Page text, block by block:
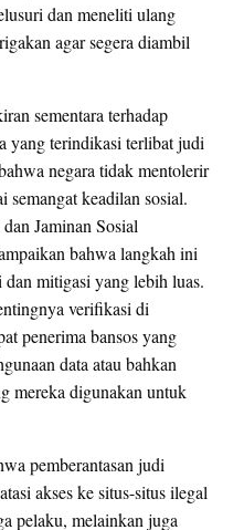
dan meneliti ulang
agar segera diambil
sementara terhadap
yang terindikasi terlibat judi
negara tidak mentolerir
semangat keadilan sosial.
Jaminan Sosial
bahwa langkah ini
mitigasi yang lebih luas.
verifikasi di
penerima bansos yang
data atau bahkan
mereka digunakan untuk
pemberantasan judi
akses ke situs-situs ilegal
pelaku, melainkan juga